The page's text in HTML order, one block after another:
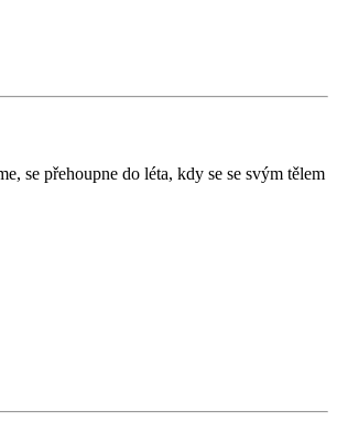
se přehoupne do léta, kdy se se svým tělem